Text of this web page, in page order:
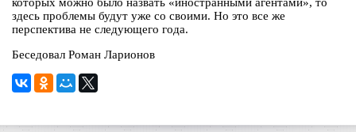
здесь проблемы будут уже со своими. Но это все же
перспектива не следующего года.
Беседовал Роман Ларионов